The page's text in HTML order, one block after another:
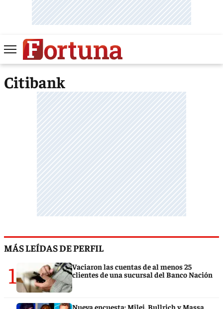
Citibank
MÁS LEÍDAS DE PERFIL
1
Vaciaron las cuentas de al menos 25
clientes de una sucursal del Banco Nación
Nueva encuesta: Milei, Bullrich y Massa